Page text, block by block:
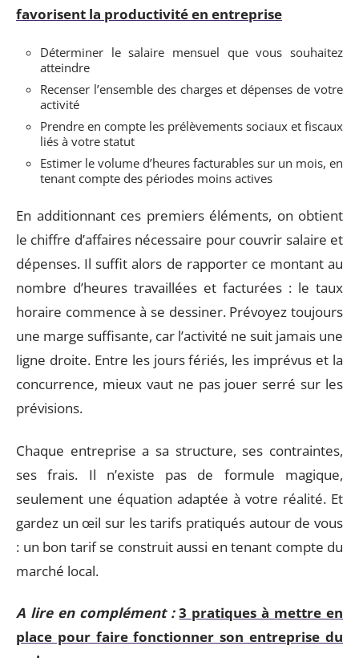
favorisent la productivité en entreprise
Déterminer le salaire mensuel que vous souhaitez
atteindre
Recenser l’ensemble des charges et dépenses de votre
activité
Prendre en compte les prélèvements sociaux et fiscaux
liés à votre statut
Estimer le volume d’heures facturables sur un mois, en
tenant compte des périodes moins actives
En additionnant ces premiers éléments, on obtient
le chiffre d’affaires nécessaire pour couvrir salaire et
dépenses. Il suffit alors de rapporter ce montant au
nombre d’heures travaillées et facturées : le taux
horaire commence à se dessiner. Prévoyez toujours
une marge suffisante, car l’activité ne suit jamais une
ligne droite. Entre les jours fériés, les imprévus et la
concurrence, mieux vaut ne pas jouer serré sur les
prévisions.
Chaque entreprise a sa structure, ses contraintes,
ses frais. Il n’existe pas de formule magique,
seulement une équation adaptée à votre réalité. Et
gardez un œil sur les tarifs pratiqués autour de vous
: un bon tarif se construit aussi en tenant compte du
marché local.
A lire en complément : 3 pratiques à mettre en
place pour faire fonctionner son entreprise du